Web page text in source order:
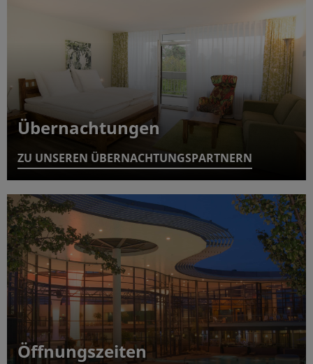
Übernachtungen
ZU UNSEREN ÜBERNACHTUNGSPARTNERN
Öffnungszeiten